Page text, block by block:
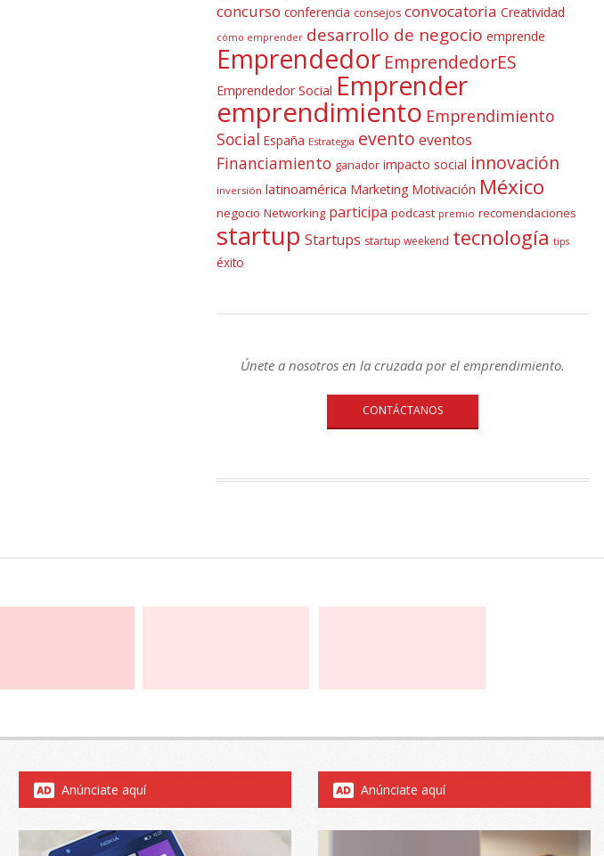
concurso conferencia consejos convocatoria Creatividad
cómo emprender desarrollo de negocio emprende
Emprendedor EmprendedorES
Emprendedor Social Emprender
emprendimiento Emprendimiento
Social España Estrategia evento eventos
Financiamiento ganador impacto social innovación
inversión latinoamérica Marketing Motivación México
negocio Networking participa podcast premio recomendaciones
startup Startups startup weekend tecnología tips
éxito
Únete a nosotros en la cruzada por el emprendimiento.
CONTÁCTANOS
Anúnciate aquí Anúnciate aquí